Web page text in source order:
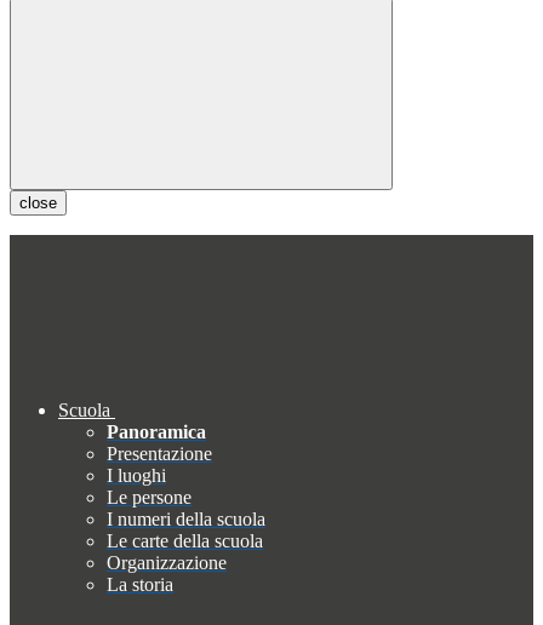
close
Scuola
Panoramica
Presentazione
I luoghi
Le persone
I numeri della scuola
Le carte della scuola
Organizzazione
La storia